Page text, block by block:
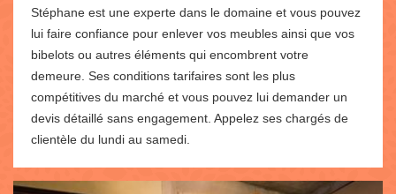
Stéphane est une experte dans le domaine et vous pouvez
lui faire confiance pour enlever vos meubles ainsi que vos
bibelots ou autres éléments qui encombrent votre
demeure. Ses conditions tarifaires sont les plus
compétitives du marché et vous pouvez lui demander un
devis détaillé sans engagement. Appelez ses chargés de
clientèle du lundi au samedi.